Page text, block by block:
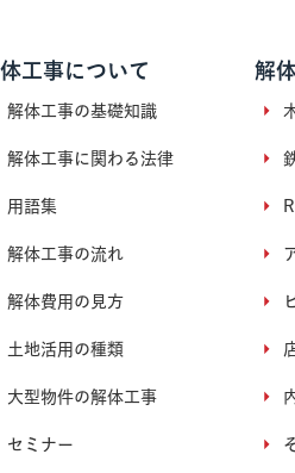
工事について
解体工事の基礎知識
解体工事に関わる法律
用語集
解体工事の流れ
解体費用の見方
土地活用の種類
大型物件の解体工事
セミナー
解